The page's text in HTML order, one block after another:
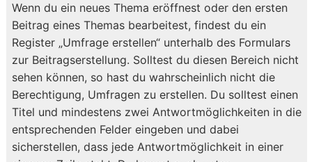
Wenn du ein neues Thema eröffnest oder den ersten
Beitrag eines Themas bearbeitest, findest du ein
Register „Umfrage erstellen“ unterhalb des Formulars
zur Beitragserstellung. Solltest du diesen Bereich nicht
sehen können, so hast du wahrscheinlich nicht die
Berechtigung, Umfragen zu erstellen. Du solltest einen
Titel und mindestens zwei Antwortmöglichkeiten in die
entsprechenden Felder eingeben und dabei
sicherstellen, dass jede Antwortmöglichkeit in einer